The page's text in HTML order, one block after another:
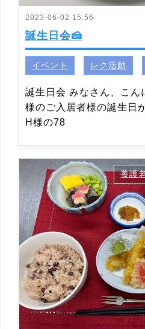
2023-06-02 15:56
誕生日会🍰
イベント レク活動
誕生日会 みなさん、こん
様のご入居者様の誕生日
H様の78
養護